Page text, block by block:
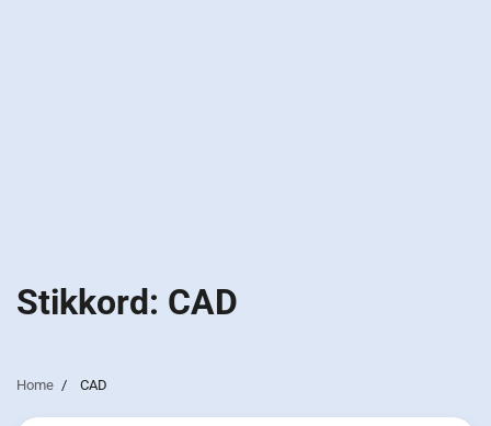
Stikkord: CAD
Home CAD